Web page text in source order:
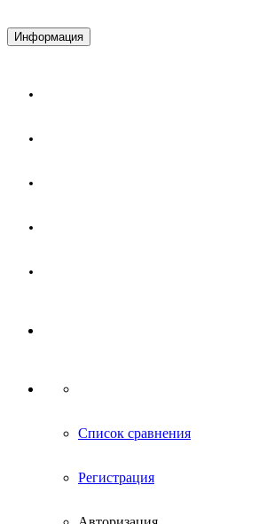
Информация
Список сравнения
Регистрация